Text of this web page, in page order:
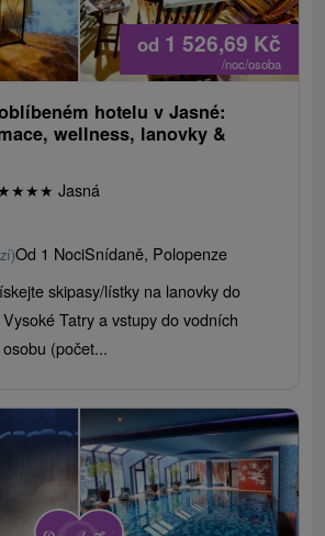
od 1 526,69 Kč
/noc/osoba
hotelu v Jasné:
wellness, lanovky &
★★★ Jasná
Od 1 NociSnídaně, Polopenze
skipasy/lístky na lanovky do
Tatry a vstupy do vodních
(počet...